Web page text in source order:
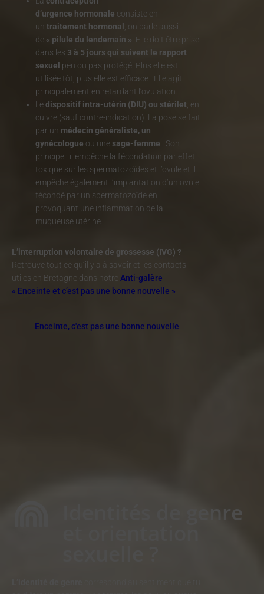
d’urgence hormonale consiste en
un traitement hormonal
, on parle aussi
de « pilule du lendemain » . Elle doit être prise
dans les 3 à 5 jours qui suivent le rapport
sexuel peu ou pas protégé. Plus elle est
utilisée tôt, plus elle est efficace ! Elle agit
principalement en retardant l’ovulation.
Ledispositif intra-utérin (DIU) ou stérilet , en
cuivre (sauf contre-indication). La pose se fait
par un médecin généraliste, un
gynécologue ou une sage-femme . Son
principe : il empêche la fécondation par effet
toxique sur les spermatozoïdes et l’ovule et il
empêche également l’implantation d’un ovule
fécondé par un spermatozoïde en
provoquant une inflammation de la
muqueuse utérine.
L’interruption volontaire de grossesse (IVG) ?
Retrouve tout ce qu’il y a à savoir et les contacts
utiles en Bretagne dans notre Anti-galère
« Enceinte et c’est pas une bonne nouvelle »
Enceinte, c'est pas une bonne nouvelle
Identités de genre